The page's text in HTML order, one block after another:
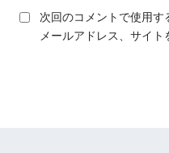
次回のコメントで使用す
メールアドレス、サイト